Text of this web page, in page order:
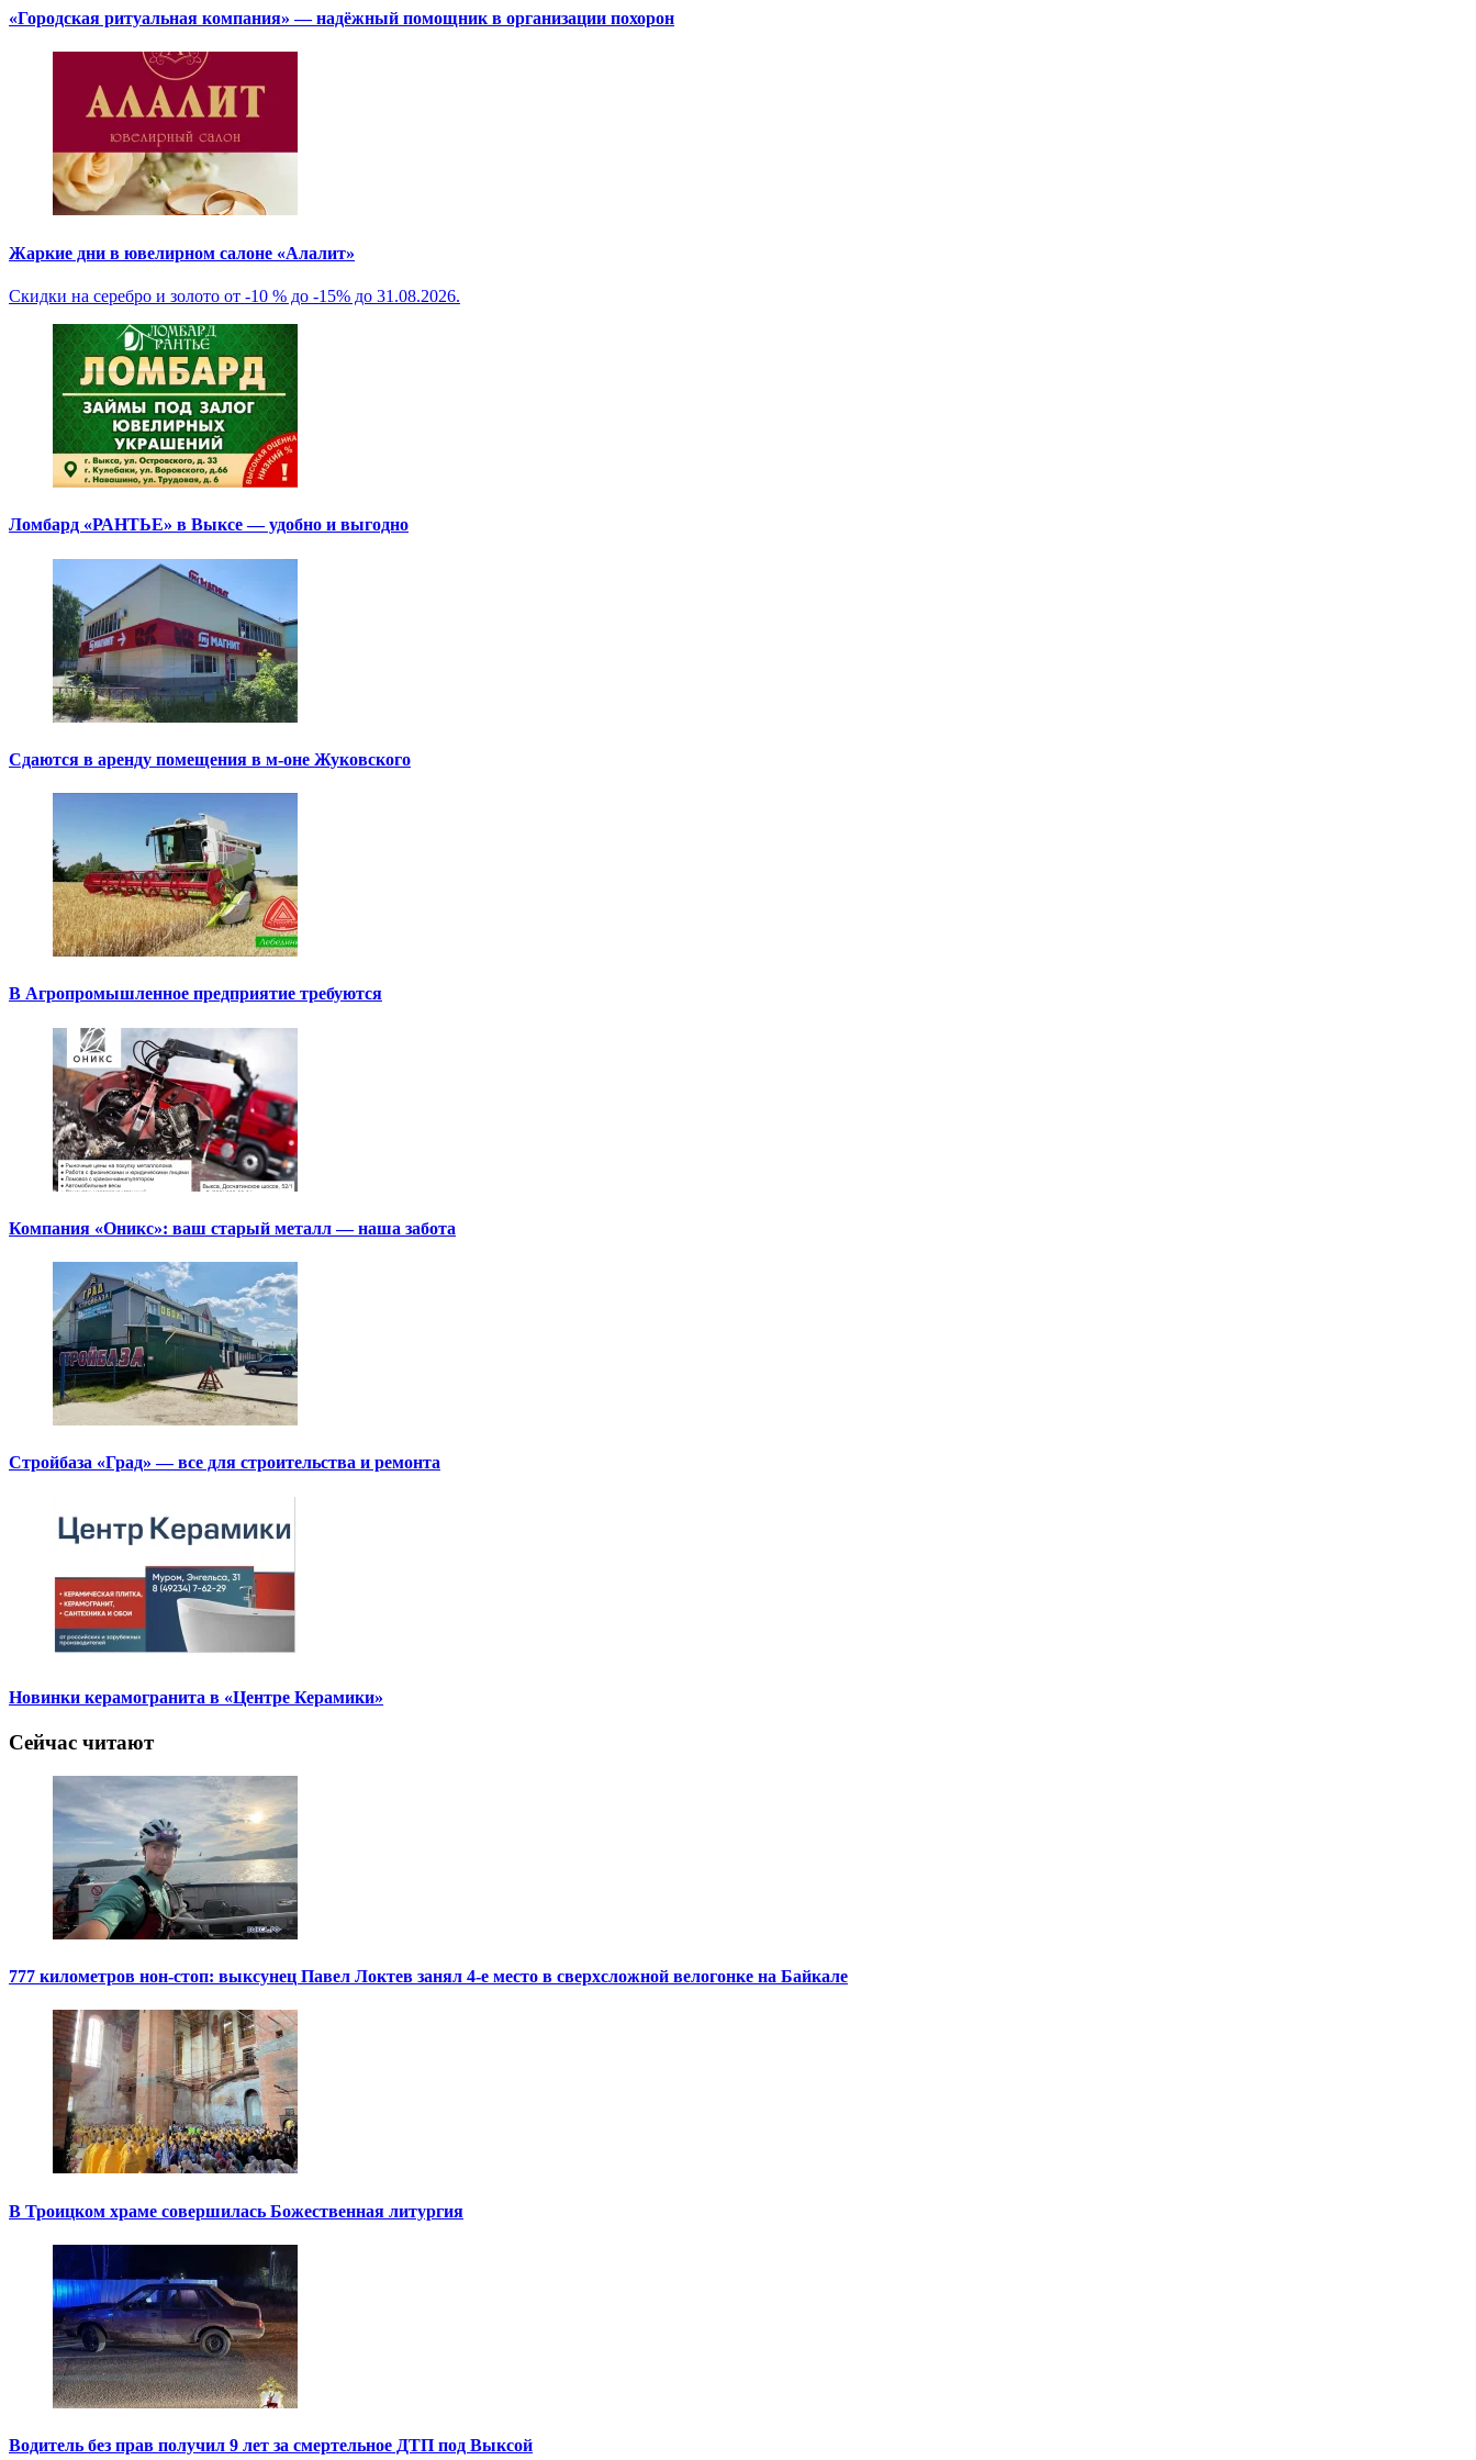
«Городская ритуальная компания» — надёжный помощник в организации похорон
Жаркие дни в ювелирном салоне «Алалит»
Скидки на серебро и золото от -10 % до -15% до 31.08.2026.
Ломбард «РАНТЬЕ» в Выксе — удобно и выгодно
Сдаются в аренду помещения в м-оне Жуковского
В Агропромышленное предприятие требуются
Компания «Оникс»: ваш старый металл — наша забота
Стройбаза «Град» — все для строительства и ремонта
Новинки керамогранита в «Центре Керамики»
Сейчас читают
777 километров нон-стоп: выксунец Павел Локтев занял 4-е место в сверхсложной велогонке на Байкале
В Троицком храме совершилась Божественная литургия
Водитель без прав получил 9 лет за смертельное ДТП под Выксой